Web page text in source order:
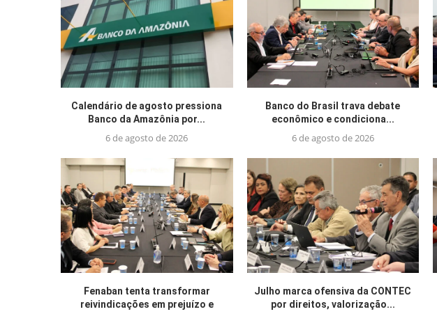
Calendário de agosto pressiona
Banco da Amazônia por...
6 de agosto de 2026
Banco do Brasil trava debate
econômico e condiciona...
6 de agosto de 2026
Fenaban tenta transformar
reivindicações em prejuízo e
Julho marca ofensiva da CONTEC
por direitos, valorização...